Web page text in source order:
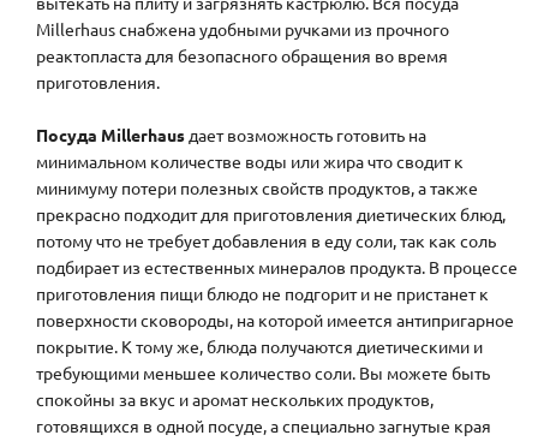
Millerhaus снабжена удобными ручками из прочного
реактопласта для безопасного обращения во время
приготовления.
Посуда Millerhaus дает возможность готовить на
минимальном количестве воды или жира что сводит к
минимуму потери полезных свойств продуктов, а также
прекрасно подходит для приготовления диетических блюд,
потому что не требует добавления в еду соли, так как соль
подбирает из естественных минералов продукта. В процессе
приготовления пищи блюдо не подгорит и не пристанет к
поверхности сковороды, на которой имеется антипригарное
покрытие. К тому же, блюда получаются диетическими и
требующими меньшее количество соли. Вы можете быть
спокойны за вкус и аромат нескольких продуктов,
готовящихся в одной посуде, а специально загнутые края